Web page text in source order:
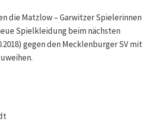
die Matzlow – Garwitzer Spielerinnen
Spielkleidung beim nächsten
gegen den Mecklenburger SV mit